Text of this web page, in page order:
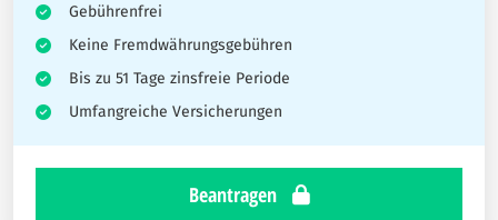
Gebührenfrei
Keine Fremdwährungsgebühren
Bis zu 51 Tage zinsfreie Periode
Umfangreiche Versicherungen
Beantragen